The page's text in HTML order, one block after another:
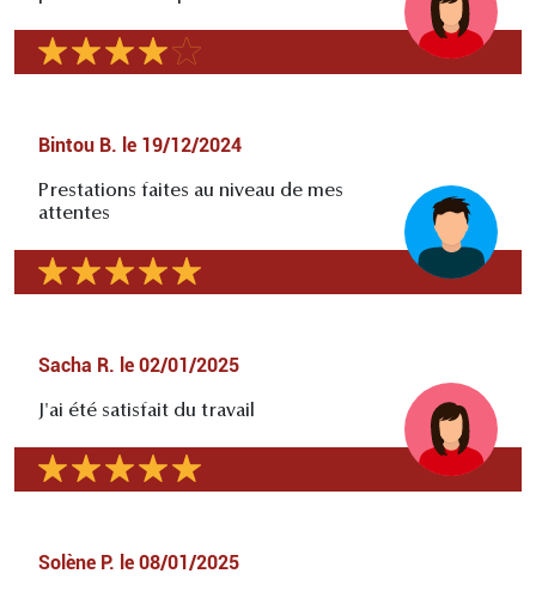
Bintou B. le 19/12/2024
Prestations faites au niveau de mes
attentes
Sacha R. le 02/01/2025
J'ai été satisfait du travail
Solène P. le 08/01/2025